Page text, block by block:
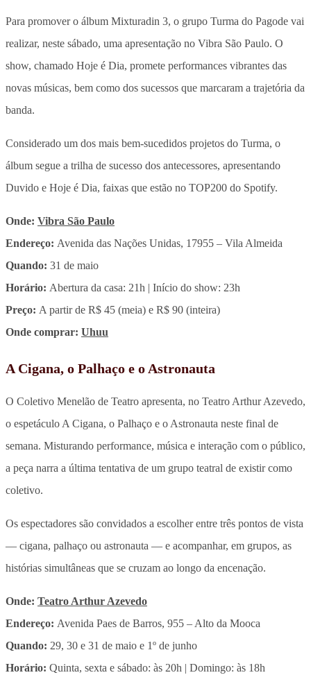
Para promover o álbum Mixturadin 3, o grupo Turma do Pagode vai
realizar, neste sábado, uma apresentação no Vibra São Paulo. O
show, chamado Hoje é Dia, promete performances vibrantes das
novas músicas, bem como dos sucessos que marcaram a trajetória da
banda.
Considerado um dos mais bem-sucedidos projetos do Turma, o
álbum segue a trilha de sucesso dos antecessores, apresentando
Duvido e Hoje é Dia, faixas que estão no TOP200 do Spotify.
Onde: Vibra São Paulo
Endereço: Avenida das Nações Unidas, 17955 – Vila Almeida
Quando: 31 de maio
Horário: Abertura da casa: 21h | Início do show: 23h
Preço: A partir de R$ 45 (meia) e R$ 90 (inteira)
Onde comprar: Uhuu
A Cigana, o Palhaço e o Astronauta
O Coletivo Menelão de Teatro apresenta, no Teatro Arthur Azevedo,
o espetáculo A Cigana, o Palhaço e o Astronauta neste final de
semana. Misturando performance, música e interação com o público,
a peça narra a última tentativa de um grupo teatral de existir como
coletivo.
Os espectadores são convidados a escolher entre três pontos de vista
— cigana, palhaço ou astronauta — e acompanhar, em grupos, as
histórias simultâneas que se cruzam ao longo da encenação.
Onde: Teatro Arthur Azevedo
Endereço: Avenida Paes de Barros, 955 – Alto da Mooca
Quando: 29, 30 e 31 de maio e 1º de junho
Horário: Quinta, sexta e sábado: às 20h | Domingo: às 18h